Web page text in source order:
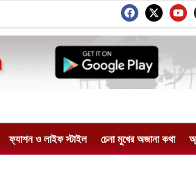
ফ্যাশন ও লাইফ স্টাইল চেনা মুখের অজানা কথা